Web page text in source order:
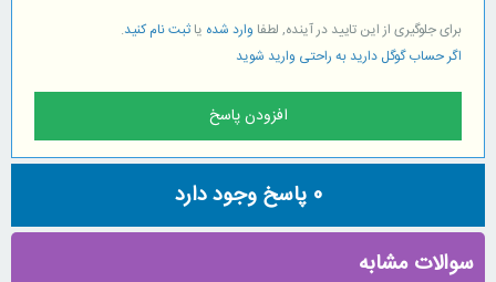
برای جلوگیری از این تایید در آینده, لطفا وارد شده یاثبت نام کنید.
اگر حساب گوگل دارید به راحتی وارید شوید
0 پاسخ وجود دارد
سوالات مشابه